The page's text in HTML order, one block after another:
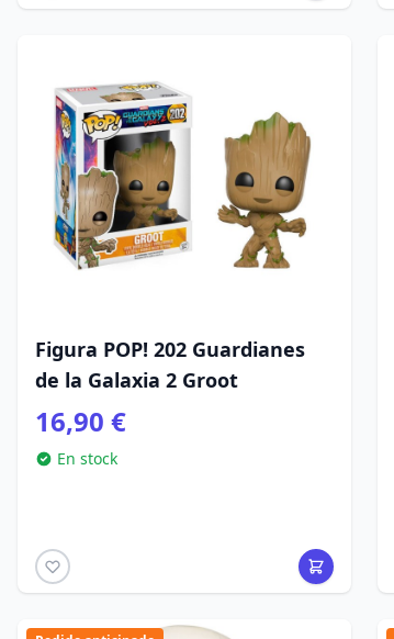
Figura POP! 202 Guardianes
de la Galaxia 2 Groot
16,90 €
En stock